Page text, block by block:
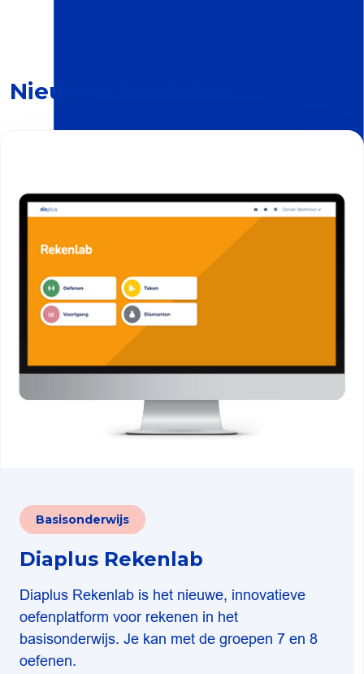
Nieuw te bestellen
Basisonderwijs
Diaplus Rekenlab
Diaplus Rekenlab is het nieuwe, innovatieve
oefenplatform voor rekenen in het
basisonderwijs. Je kan met de groepen 7 en 8
oefenen.